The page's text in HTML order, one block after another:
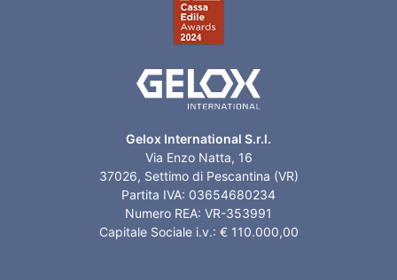
Gelox International S.r.l.
Via Enzo Natta, 16
37026, Settimo di Pescantina (VR)
Partita IVA: 03654680234
Numero REA: VR-353991
Capitale Sociale i.v.: € 110.000,00